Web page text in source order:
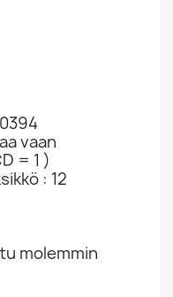
vaan
= 1 )
: 12
molemmin